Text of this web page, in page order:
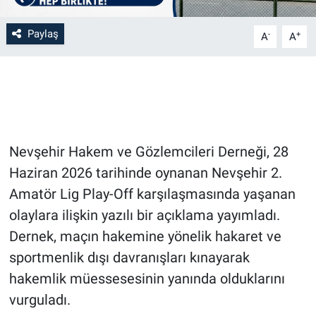
Paylaş A- A+
Nevşehir Hakem ve Gözlemcileri Derneği, 28
Haziran 2026 tarihinde oynanan Nevşehir 2.
Amatör Lig Play-Off karşılaşmasında yaşanan
olaylara ilişkin yazılı bir açıklama yayımladı.
Dernek, maçın hakemine yönelik hakaret ve
sportmenlik dışı davranışları kınayarak
hakemlik müessesesinin yanında olduklarını
vurguladı.
Medya
Bilim-Tek
Kayseri
Niğde
Aksaray
Kırşehir
Yerel